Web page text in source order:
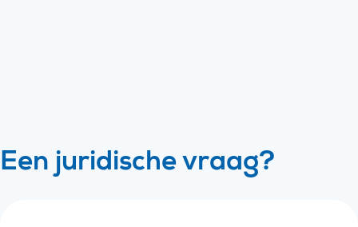
ziekte, ouderschap of vakantie.
Een juridische vraag?